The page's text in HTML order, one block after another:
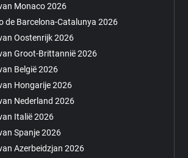
Monaco 2026
de Barcelona-Catalunya 2026
Oostenrijk 2026
Groot-Brittannië 2026
België 2026
Hongarije 2026
Nederland 2026
Italië 2026
Spanje 2026
Azerbeidzjan 2026